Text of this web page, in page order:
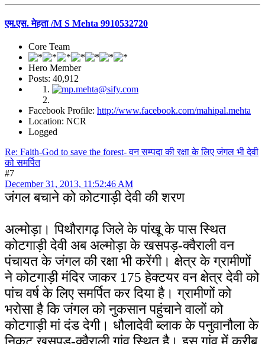
एम.एस. मेहता /M S Mehta 9910532720
Core Team
Hero Member
Posts: 40,912
Facebook Profile: http://www.facebook.com/mahipal.mehta
Location: NCR
Logged
Re: Faith-God to save the forest- वन सम्पदा की रक्षा के लिए जंगल भी देवी
को समर्पित
#7
December 31, 2013, 11:52:46 AM
जंगल बचाने को कोटगाड़ी देवी की शरण
अल्मोड़ा। पिथौरागढ़ जिले के पांखू के पास स्थित
कोटगाड़ी देवी अब अल्मोड़ा के खसपड़-क्वैराली वन
पंचायत के जंगल की रक्षा भी करेंगी। क्षेत्र के ग्रामीणों
ने कोटगाड़ी मंदिर जाकर 175 हेक्टयर वन क्षेत्र देवी को
पांच वर्ष के लिए समर्पित कर दिया है। ग्रामीणों को
भरोसा है कि जंगल को नुकसान पहुंचाने वालों को
कोटगाड़ी मां दंड देगी। धौलादेवी ब्लाक के पनुवानौला के